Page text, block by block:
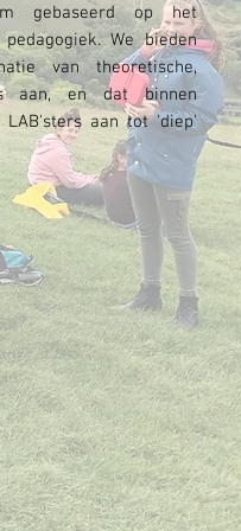
gebaseerd op het
We bieden
van theoretische,
aan, en dat binnen
LAB'sters aan tot 'diep'